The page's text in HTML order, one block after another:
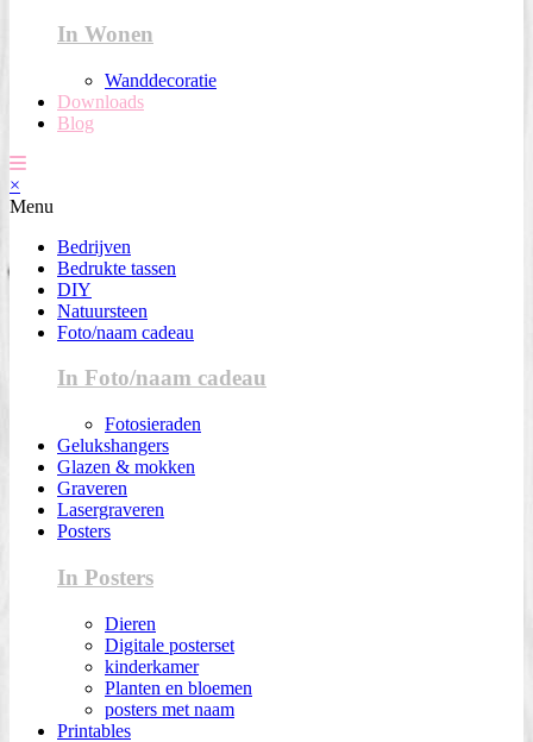
In Wonen
Wanddecoratie
Downloads
Blog
×
Menu
Bedrijven
Bedrukte tassen
DIY
Natuursteen
Foto/naam cadeau
In Foto/naam cadeau
Fotosieraden
Gelukshangers
Glazen & mokken
Graveren
Lasergraveren
Posters
In Posters
Dieren
Digitale posterset
kinderkamer
Planten en bloemen
posters met naam
Printables